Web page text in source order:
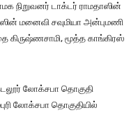
நிறுவனர் டாக்டர் ராமதாஸின்
மனைவி சவுமியா அன்புமணி
கிருஷ்ணசாமி, மூத்த காங்கிரஸ்
லோக்சபா தொகுதி
லோக்சபா தொகுதியில்